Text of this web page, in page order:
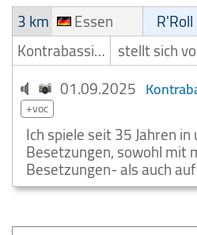
3 km
Essen R'Roll
Kontrabassist/Kontrabassspieler stellt sich
01.09.2025
+voc
Ich spiele seit 35 Jahren
Besetzungen, sowohl mit
Besetzungen- als auch